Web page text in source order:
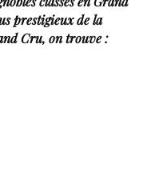
prestigieux de la
Cru, on trouve :